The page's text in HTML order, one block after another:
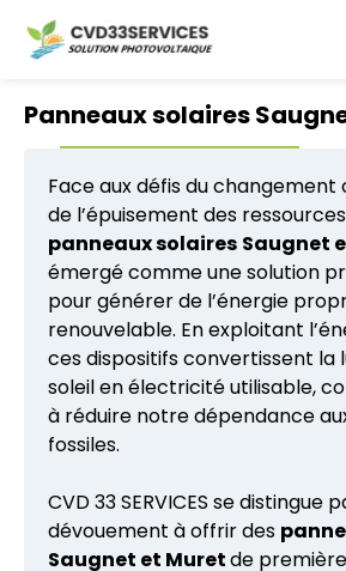
CVD 33 SERVICES
Panneaux solaires
Face aux défis du
de l’épuisement des
panneaux solaires Saugnet
émergé comme une solution
pour générer de l’énergie
renouvelable. En exploitant
ces dispositifs convertissent la
soleil en électricité utilisable,
à réduire notre dépendance
fossiles.
CVD 33 SERVICES se distingue
dévouement à offrir des
Saugnet et Muretde